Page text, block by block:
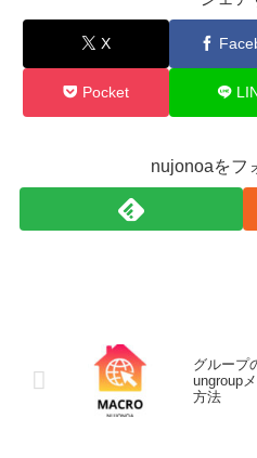
X
Pocket
nujonoaをフ
グループ
ungroup
方法